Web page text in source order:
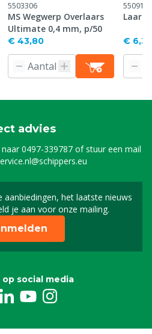
5503306
MS Wegwerp Overlaars
Ultimate 0,4 mm, p/50
€ 43,80
5509145
€ 6,30
advies
naar0497-339787of stuur een mail
aanbiedingen, het laatste nieuws
je aan voor onze mailing.
Schrijf je in voor onze
op social media